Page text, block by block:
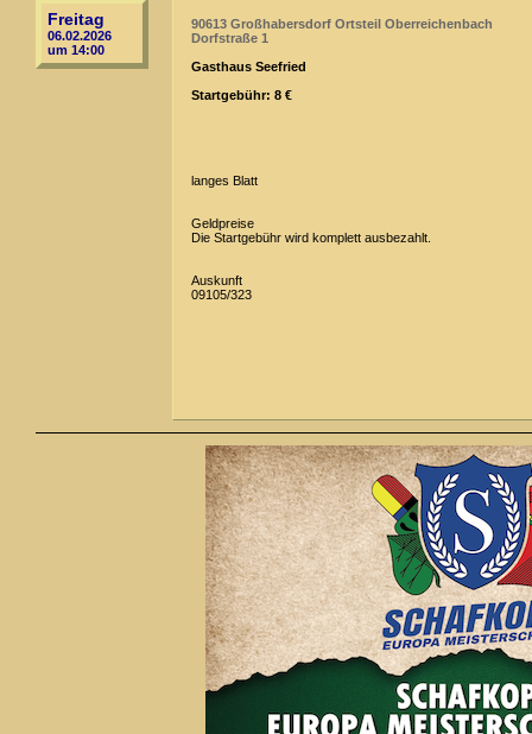
Freitag
06.02.2026
um 14:00
90613 Großhabersdorf Ortsteil Oberreichenbach
Dorfstraße 1
Gasthaus Seefried
Startgebühr: 8 €
langes Blatt
Geldpreise
Die Startgebühr wird komplett ausbezahlt.
Auskunft
09105/323